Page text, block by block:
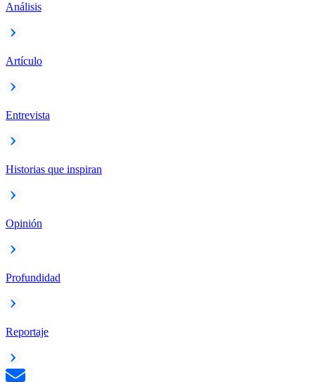
Análisis
Artículo
Entrevista
Historias que inspiran
Opinión
Profundidad
Reportaje